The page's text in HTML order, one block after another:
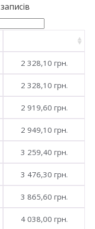
записів
2 328,10 грн.
2 328,10 грн.
2 919,60 грн.
2 949,10 грн.
3 259,40 грн.
3 476,30 грн.
3 865,60 грн.
4 038,00 грн.